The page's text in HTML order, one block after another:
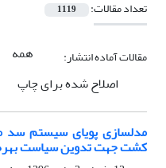
تعداد مقالات: 1119
مقالات آماده انتشار: همه
اصلاح شده برای چاپ
مدلسازی پویای سیستم سد
کشت جهت تدوین سیاست